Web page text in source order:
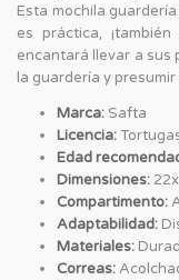
Esta mochila
es práctica,
encantará llevar a sus
la guardería y
Marca: Safta
Licencia:
Edad
Dimensiones:
Compartimento:
Adaptabilidad:
Materiales:
Correas: